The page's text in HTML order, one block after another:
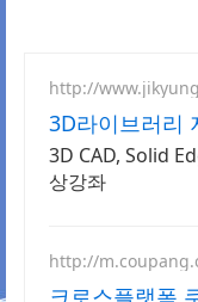
http://
3D라이브러리
3D CAD, Solid
상강좌
http://